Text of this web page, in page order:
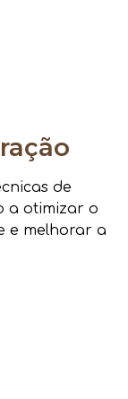
de
a otimizar o
e melhorar a